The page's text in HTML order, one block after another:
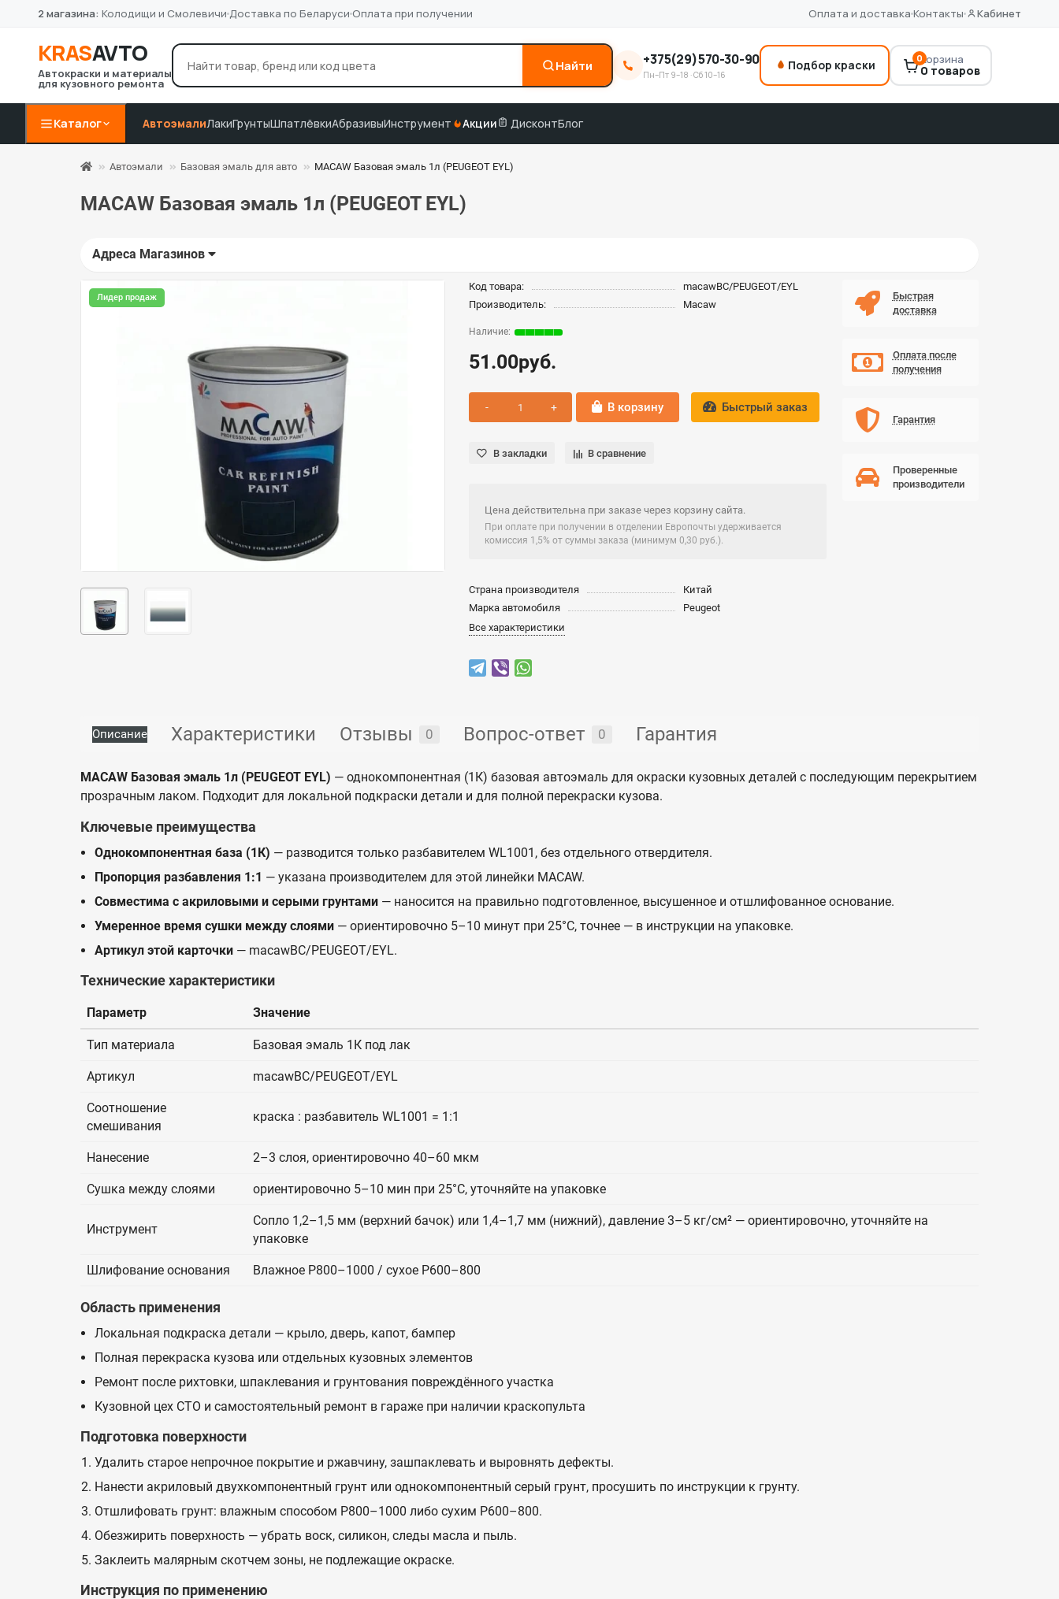
2 магазина: Колодищи и Смолевичи Доставка по Беларуси Оплата при получении Оплата и доставка Контакты Кабинет
KRASAVTO
Автокраски и материалы
для кузовного ремонта
Найти
Например: лак Novol грунт 4+1 P80 3M краска по коду подбор по VIN
+375(29)570-30-90
Пн–Пт 9–18 · Сб 10–16
Подбор краски 0Корзина
0 товаров
Каталог АвтоэмалиЛакиГрунтыШпатлёвкиАбразивыИнструмент Акции ДисконтБлог
Автоэмали Базовая эмаль для авто MACAW Базовая эмаль 1л (PEUGEOT EYL)
MACAW Базовая эмаль 1л (PEUGEOT EYL)
Адреса Магазинов
Лидер продаж
Код товара:
macawBC/PEUGEOT/EYL
Производитель:
Macaw
51.00руб.
В корзину Быстрый заказ
В закладки В сравнение
Цена действительна при заказе через корзину сайта.
При оплате при получении в отделении Европочты удерживается
комиссия 1,5% от суммы заказа (минимум 0,30 руб.).
Страна производителя
Китай
Марка автомобиля
Peugeot
Все характеристики
Быстрая
доставка
Оплата после
получения
Гарантия
Проверенные
производители
Описание Характеристики Отзывы 0 Вопрос-ответ 0 Гарантия
MACAW Базовая эмаль 1л (PEUGEOT EYL) — однокомпонентная (1К) базовая автоэмаль для окраски кузовных деталей с последующим перекрытием
прозрачным лаком. Подходит для локальной подкраски детали и для полной перекраски кузова.
Ключевые преимущества
Однокомпонентная база (1К) — разводится только разбавителем WL1001, без отдельного отвердителя.
Пропорция разбавления 1:1 — указана производителем для этой линейки MACAW.
Совместима с акриловыми и серыми грунтами — наносится на правильно подготовленное, высушенное и отшлифованное основание.
Умеренное время сушки между слоями — ориентировочно 5–10 минут при 25°C, точнее — в инструкции на упаковке.
Артикул этой карточки — macawBC/PEUGEOT/EYL.
Технические характеристики
Параметр Значение
Тип материала Базовая эмаль 1К под лак
Артикул macawBC/PEUGEOT/EYL
Соотношение
смешивания
краска : разбавитель WL1001 = 1:1
Нанесение 2–3 слоя, ориентировочно 40–60 мкм
Сушка между слоями ориентировочно 5–10 мин при 25°C, уточняйте на упаковке
Инструмент
Сопло 1,2–1,5 мм (верхний бачок) или 1,4–1,7 мм (нижний), давление 3–5 кг/см² — ориентировочно, уточняйте на
упаковке
Шлифование основания Влажное P800–1000 / сухое P600–800
Область применения
Локальная подкраска детали — крыло, дверь, капот, бампер
Полная перекраска кузова или отдельных кузовных элементов
Ремонт после рихтовки, шпаклевания и грунтования повреждённого участка
Кузовной цех СТО и самостоятельный ремонт в гараже при наличии краскопульта
Подготовка поверхности
Удалить старое непрочное покрытие и ржавчину, зашпаклевать и выровнять дефекты.
Нанести акриловый двухкомпонентный грунт или однокомпонентный серый грунт, просушить по инструкции к грунту.
Отшлифовать грунт: влажным способом P800–1000 либо сухим P600–800.
Обезжирить поверхность — убрать воск, силикон, следы масла и пыль.
Заклеить малярным скотчем зоны, не подлежащие окраске.
Инструкция по применению